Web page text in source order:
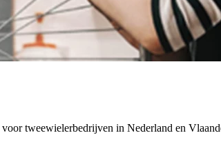
voor tweewielerbedrijven in Nederland en